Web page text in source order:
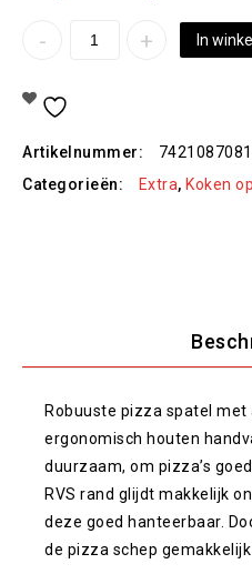
In
Artikelnummer:
Categorieën:
Extra, Koken
Robuuste pizza spatel
ergonomisch houten
duurzaam, om pizza’s
RVS rand glijdt makkelijk
deze goed hanteerbaar.
de pizza schep